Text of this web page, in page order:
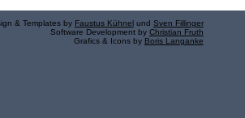
& Templates by Faustus Kühnel und Sven Fillinger
Software Development by Christian Fruth
Grafics & Icons by Boris Langanke